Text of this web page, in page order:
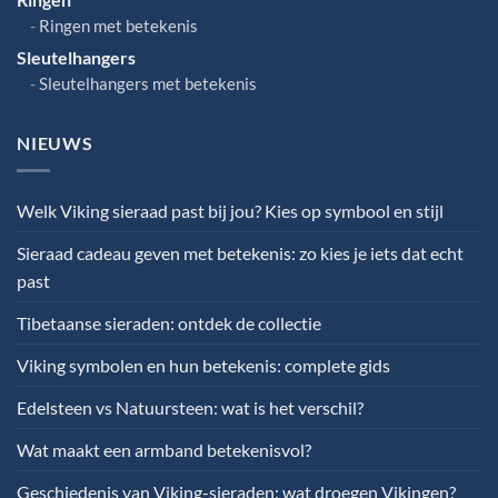
Ringen met betekenis
Sleutelhangers
Sleutelhangers met betekenis
NIEUWS
Welk Viking sieraad past bij jou? Kies op symbool en stijl
Sieraad cadeau geven met betekenis: zo kies je iets dat echt
past
Tibetaanse sieraden: ontdek de collectie
Viking symbolen en hun betekenis: complete gids
Edelsteen vs Natuursteen: wat is het verschil?
Wat maakt een armband betekenisvol?
Geschiedenis van Viking-sieraden: wat droegen Vikingen?